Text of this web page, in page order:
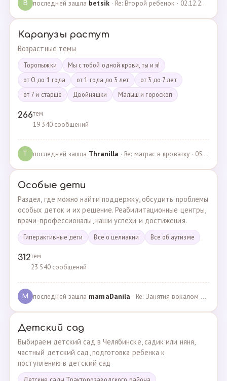
B последней зашла betsik· Re: Второй ребенок · 02.12.2023
Карапузы растут
Возрастные темы
Торопыжки
Мы с тобой одной крови, ты и я!
от О до 1 года
от 1 года до 3 лет
от 3 до 7 лет
от 7 и старше
Двойняшки Малыш и гороскоп
266тем
19 340 сообщений
T последней зашла Thranilla · Re: матрас в кроватку · 05.05.2024
Особые дети
Раздел, где можно найти поддержку, обсудить проблемы
особых деток и их решение. Реабилитационные центры,
врачи-профессионалы, наши успехи и достижения.
Гиперактивные дети Все о целиакии Все об аутизме
312тем
23 540 сообщений
M последней зашла mamaDanila · Re: Занятия вокалом и танцами для подростков с мент… · 12.03.2025
Детский сад
Выбираем детский сад в Челябинске, садик или няня,
частный детский сад, подготовка ребенка к
поступлению в детский сад